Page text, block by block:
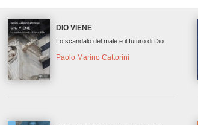
DIO VIENE
Lo scandalo del male e il futuro di Dio
Paolo Marino Cattorini